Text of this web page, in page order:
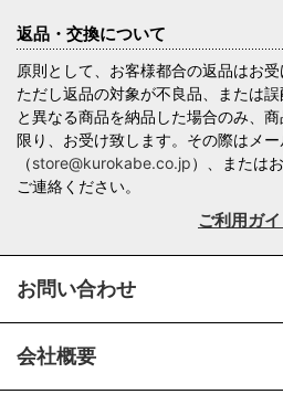
返品・交換について
原則として、お客様都合の返品はお受
ただし返品の対象が不良品、または
と異なる商品を納品した場合のみ、
限り、お受け致します。その際はメー
（store@kurokabe.co.jp）、または
ご連絡ください。
ご利用ガ
お問い合わせ
会社概要